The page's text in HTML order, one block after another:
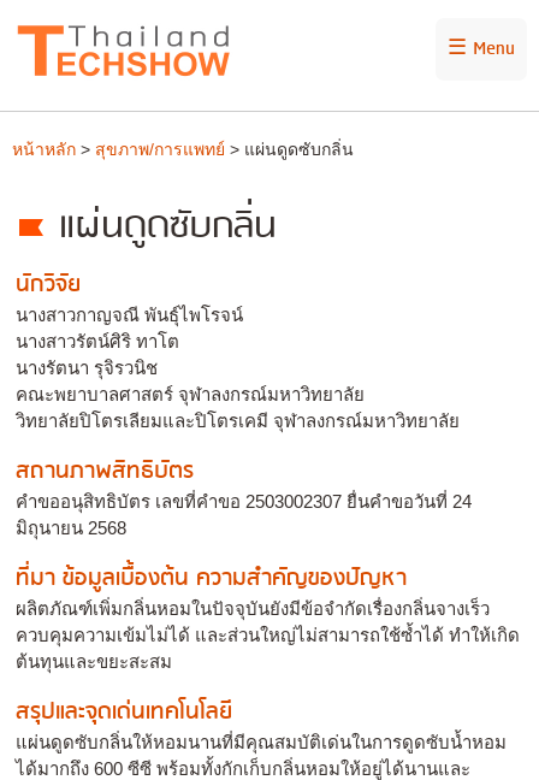
☰ Menu
หน้าหลัก > สุขภาพ/การแพทย์ > แผ่นดูดซับกลิ่น
แผ่นดูดซับกลิ่น
นักวิจัย
นางสาวกาญจณี พันธุ์ไพโรจน์
นางสาวรัตน์ศิริ ทาโต
นางรัตนา รุจิรวนิช
คณะพยาบาลศาสตร์ จุฬาลงกรณ์มหาวิทยาลัย
วิทยาลัยปิโตรเลียมและปิโตรเคมี จุฬาลงกรณ์มหาวิทยาลัย
สถานภาพสิทธิบัตร
คำขออนุสิทธิบัตร เลขที่คำขอ 2503002307 ยื่นคำขอวันที่ 24
มิถุนายน 2568
ที่มา ข้อมูลเบื้องต้น ความสำคัญของปัญหา
ผลิตภัณฑ์เพิ่มกลิ่นหอมในปัจจุบันยังมีข้อจำกัดเรื่องกลิ่นจางเร็ว
ควบคุมความเข้มไม่ได้ และส่วนใหญ่ไม่สามารถใช้ซ้ำได้ ทำให้เกิด
ต้นทุนและขยะสะสม
สรุปและจุดเด่นเทคโนโลยี
แผ่นดูดซับกลิ่นให้หอมนานที่มีคุณสมบัติเด่นในการดูดซับน้ำหอม
ได้มากถึง 600 ซีซี พร้อมทั้งกักเก็บกลิ่นหอมให้อยู่ได้นานและ